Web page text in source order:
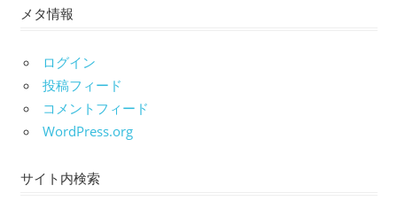
メタ情報
ログイン
投稿フィード
コメントフィード
WordPress.org
サイト内検索